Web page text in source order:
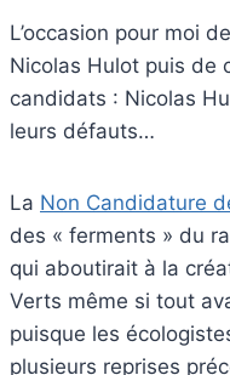
L’occasion pour moi
Nicolas Hulot puis de
candidats : Nicolas
leurs défauts…
La Non Candidature
des « ferments » du
qui aboutirait à la
Verts même si tout
puisque les
plusieurs reprises